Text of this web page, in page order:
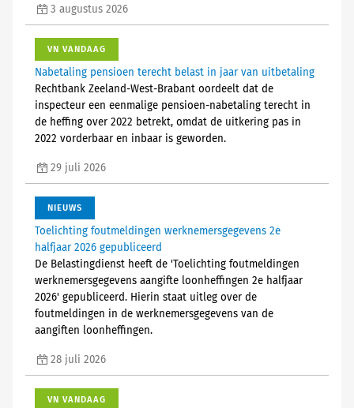
3 augustus 2026
VN VANDAAG
Nabetaling pensioen terecht belast in jaar van uitbetaling
Rechtbank Zeeland-West-Brabant oordeelt dat de
inspecteur een eenmalige pensioen-nabetaling terecht in
de heffing over 2022 betrekt, omdat de uitkering pas in
2022 vorderbaar en inbaar is geworden.
29 juli 2026
NIEUWS
Toelichting foutmeldingen werknemersgegevens 2e
halfjaar 2026 gepubliceerd
De Belastingdienst heeft de 'Toelichting foutmeldingen
werknemersgegevens aangifte loonheffingen 2e halfjaar
2026' gepubliceerd. Hierin staat uitleg over de
foutmeldingen in de werknemersgegevens van de
aangiften loonheffingen.
28 juli 2026
VN VANDAAG